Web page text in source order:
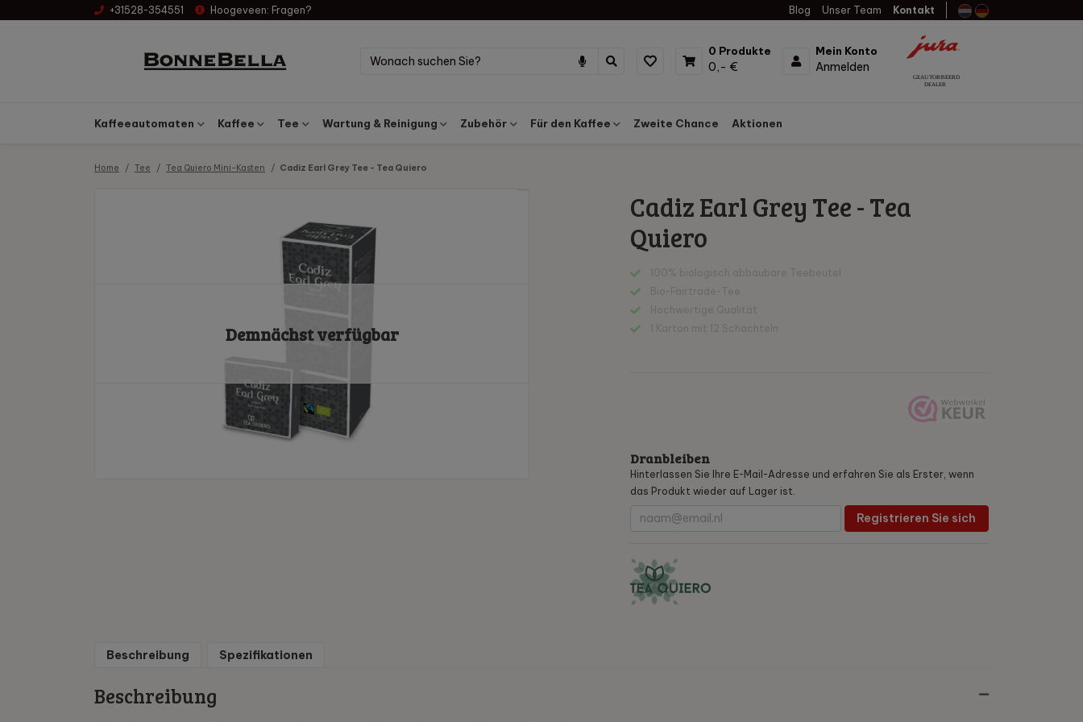
+31528-354551 Hoogeveen: Fragen? Blog Unser Team Kontakt
0 Produkte
0,- €
Mein Konto
Anmelden
Kaffeeautomaten Kaffee Tee Wartung & Reinigung Zubehör Für den Kaffee Zweite Chance Aktionen
Home Tee Tea Quiero Mini-Kasten Cadiz Earl Grey Tee - Tea Quiero
Cadiz Earl Grey Tee - Tea
Quiero
Dranbleiben
Hinterlassen Sie Ihre E-Mail-Adresse und erfahren Sie als Erster, wenn
das Produkt wieder auf Lager ist.
Registrieren Sie sich
Demnächst verfügbar
Beschreibung Spezifikationen
Beschreibung